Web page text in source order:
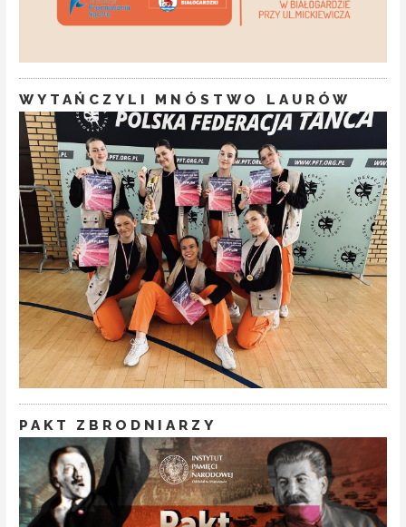
WYTAŃCZYLI MNÓSTWO LAURÓW
PAKT ZBRODNIARZY